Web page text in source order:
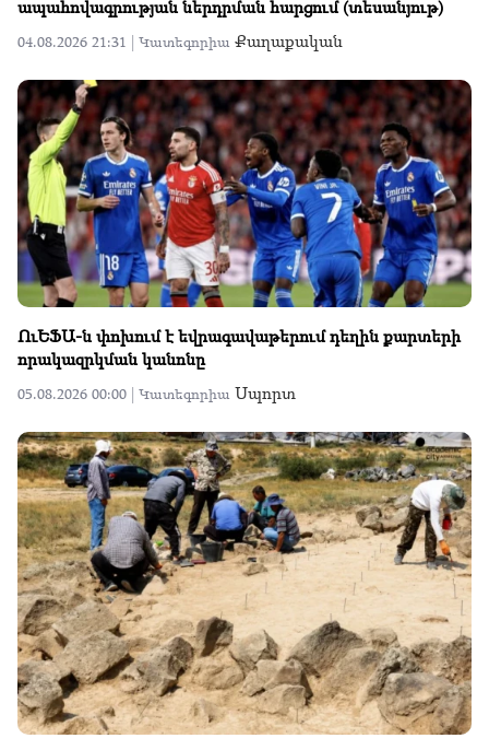
ապահովագրության ներդրման հարցում (տեսանյութ)
04.08.2026 21:31 | Կատեգորիա Քաղաքական
ՈւԵՖԱ-ն փոխում է եվրագավաթերում դեղին քարտերի
որակազրկման կանոնը
05.08.2026 00:00 | Կատեգորիա Սպորտ